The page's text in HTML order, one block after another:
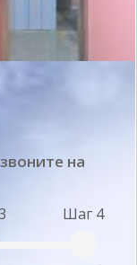
на
Шаг 4